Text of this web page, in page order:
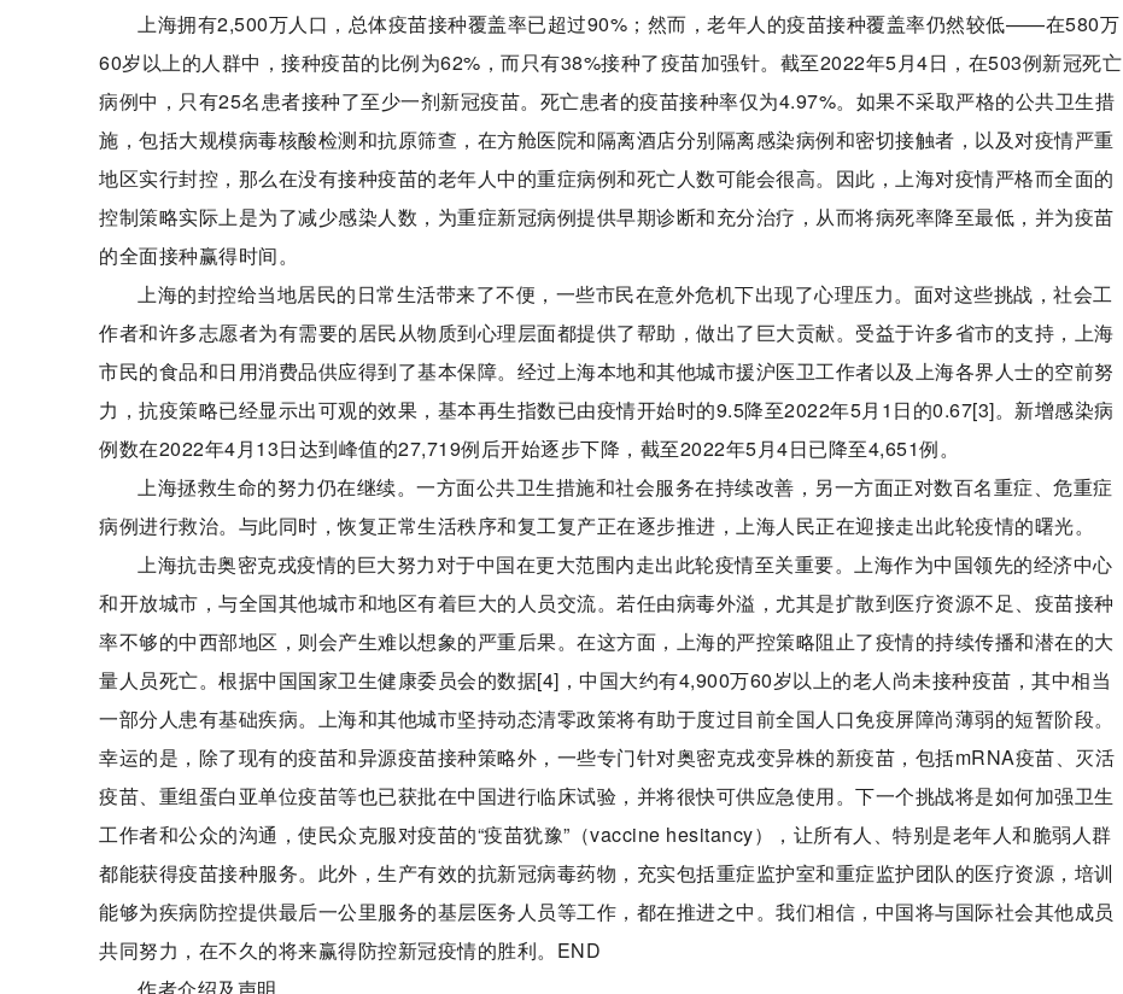
上海拥有2,500万人口，总体疫苗接种覆盖率已超过90%；然而，老年人的疫苗接种覆盖率仍然较低——在580万
60岁以上的人群中，接种疫苗的比例为62%，而只有38%接种了疫苗加强针。截至2022年5月4日，在503例新冠死亡
病例中，只有25名患者接种了至少一剂新冠疫苗。死亡患者的疫苗接种率仅为4.97%。如果不采取严格的公共卫生措
施，包括大规模病毒核酸检测和抗原筛查，在方舱医院和隔离酒店分别隔离感染病例和密切接触者，以及对疫情严重
地区实行封控，那么在没有接种疫苗的老年人中的重症病例和死亡人数可能会很高。因此，上海对疫情严格而全面的
控制策略实际上是为了减少感染人数，为重症新冠病例提供早期诊断和充分治疗，从而将病死率降至最低，并为疫苗
的全面接种赢得时间。
上海的封控给当地居民的日常生活带来了不便，一些市民在意外危机下出现了心理压力。面对这些挑战，社会工
作者和许多志愿者为有需要的居民从物质到心理层面都提供了帮助，做出了巨大贡献。受益于许多省市的支持，上海
市民的食品和日用消费品供应得到了基本保障。经过上海本地和其他城市援沪医卫工作者以及上海各界人士的空前努
力，抗疫策略已经显示出可观的效果，基本再生指数已由疫情开始时的9.5降至2022年5月1日的0.67[3]。新增感染病
例数在2022年4月13日达到峰值的27,719例后开始逐步下降，截至2022年5月4日已降至4,651例。
上海拯救生命的努力仍在继续。一方面公共卫生措施和社会服务在持续改善，另一方面正对数百名重症、危重症
病例进行救治。与此同时，恢复正常生活秩序和复工复产正在逐步推进，上海人民正在迎接走出此轮疫情的曙光。
上海抗击奥密克戎疫情的巨大努力对于中国在更大范围内走出此轮疫情至关重要。上海作为中国领先的经济中心
和开放城市，与全国其他城市和地区有着巨大的人员交流。若任由病毒外溢，尤其是扩散到医疗资源不足、疫苗接种
率不够的中西部地区，则会产生难以想象的严重后果。在这方面，上海的严控策略阻止了疫情的持续传播和潜在的大
量人员死亡。根据中国国家卫生健康委员会的数据[4]，中国大约有4,900万60岁以上的老人尚未接种疫苗，其中相当
一部分人患有基础疾病。上海和其他城市坚持动态清零政策将有助于度过目前全国人口免疫屏障尚薄弱的短暂阶段。
幸运的是，除了现有的疫苗和异源疫苗接种策略外，一些专门针对奥密克戎变异株的新疫苗，包括mRNA疫苗、灭活
疫苗、重组蛋白亚单位疫苗等也已获批在中国进行临床试验，并将很快可供应急使用。下一个挑战将是如何加强卫生
工作者和公众的沟通，使民众克服对疫苗的“疫苗犹豫”（vaccine hesitancy），让所有人、特别是老年人和脆弱人群
都能获得疫苗接种服务。此外，生产有效的抗新冠病毒药物，充实包括重症监护室和重症监护团队的医疗资源，培训
能够为疾病防控提供最后一公里服务的基层医务人员等工作，都在推进之中。我们相信，中国将与国际社会其他成员
共同努力，在不久的将来赢得防控新冠疫情的胜利。END